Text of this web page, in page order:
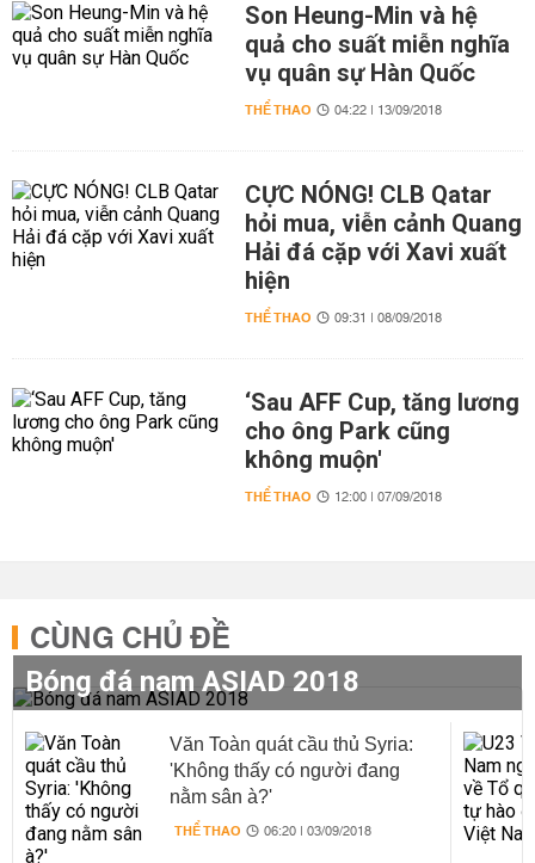
Son Heung-Min và hệ
quả cho suất miễn nghĩa
vụ quân sự Hàn Quốc
THỂ THAO 04:22 | 13/09/2018
CỰC NÓNG! CLB Qatar
hỏi mua, viễn cảnh Quang
Hải đá cặp với Xavi xuất
hiện
THỂ THAO 09:31 | 08/09/2018
‘Sau AFF Cup, tăng lương
cho ông Park cũng
không muộn'
THỂ THAO 12:00 | 07/09/2018
CÙNG CHỦ ĐỀ
Bóng đá nam ASIAD 2018
Văn Toàn quát cầu thủ Syria:
'Không thấy có người đang
nằm sân à?'
THỂ THAO 06:20 | 03/09/2018